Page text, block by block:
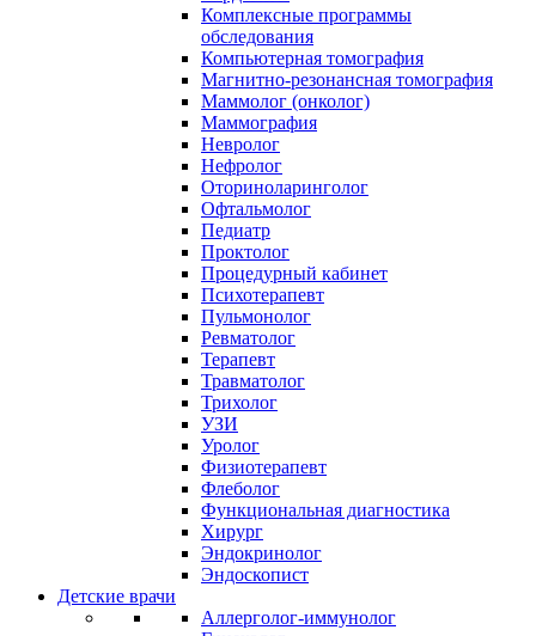
Комплексные программы
обследования
Компьютерная томография
Магнитно-резонансная томография
Маммолог (онколог)
Маммография
Невролог
Нефролог
Оториноларинголог
Офтальмолог
Педиатр
Проктолог
Процедурный кабинет
Психотерапевт
Пульмонолог
Ревматолог
Терапевт
Травматолог
Трихолог
УЗИ
Уролог
Физиотерапевт
Флеболог
Функциональная диагностика
Хирург
Эндокринолог
Эндоскопист
Детские врачи
Аллерголог-иммунолог